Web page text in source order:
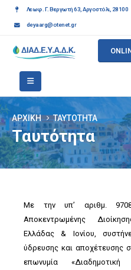
Λεωφ. Γ. Βεργωτή 63, Αργοστόλι, 28100
deyaarg@otenet.gr
ΑΡΧΙΚΉ ΤΑΥΤΌΤΗΤΑ
Ταυτότητα
Με την υπ’ αριθμ.
Αποκεντρωμένης
Ελλάδας & Ιονίου,
ύδρευσης και αποχέτευσης
επωνυμία